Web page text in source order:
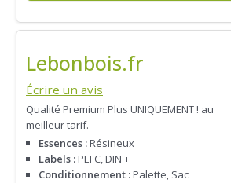
Lebonbois.fr
Écrire un avis
Qualité Premium Plus UNIQUEMENT ! au
meilleur tarif.
Essences :Résineux
Labels :PEFC, DIN +
Conditionnement :Palette, Sac